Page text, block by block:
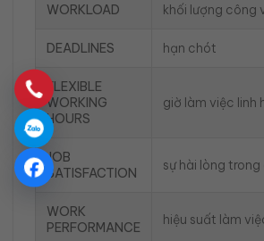
WORKLOAD khối lượng công
DEADLINES hạn chót
FLEXIBLE
WORKING
HOURS
giờ làm việc linh
JOB
SATISFACTION
sự hài lòng
WORK
PERFORMANCE
hiệu suất làm